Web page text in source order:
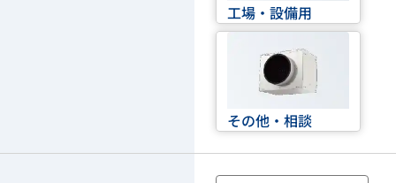
工場・設備用
その他・相談